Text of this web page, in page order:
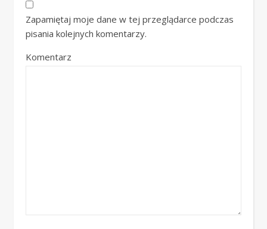
Zapamiętaj moje dane w tej przeglądarce podczas
pisania kolejnych komentarzy.
Komentarz